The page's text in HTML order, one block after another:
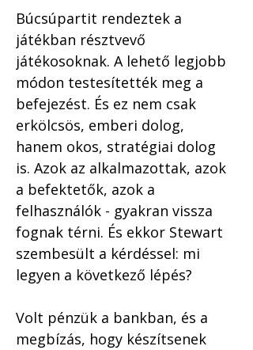
Búcsúpartit rendeztek a
játékban résztvevő
játékosoknak. A lehető legjobb
módon testesítették meg a
befejezést. És ez nem csak
erkölcsös, emberi dolog,
hanem okos, stratégiai dolog
is. Azok az alkalmazottak, azok
a befektetők, azok a
felhasználók - gyakran vissza
fognak térni. És ekkor Stewart
szembesült a kérdéssel: mi
legyen a következő lépés?
Volt pénzük a bankban, és a
megbízás, hogy készítsenek